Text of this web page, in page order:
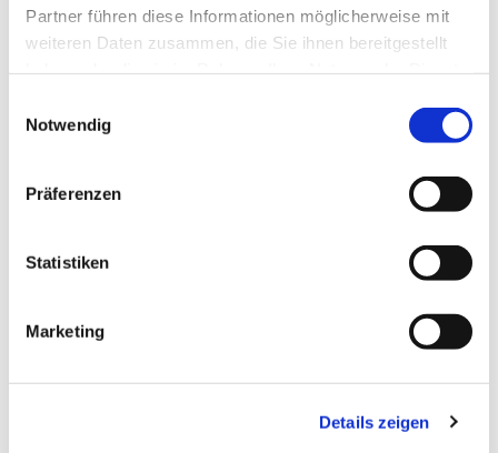
Partner führen diese Informationen möglicherweise mit
weiteren Daten zusammen, die Sie ihnen bereitgestellt
Notwendig
Präferenzen
Statistiken
Marketing
Details zeigen